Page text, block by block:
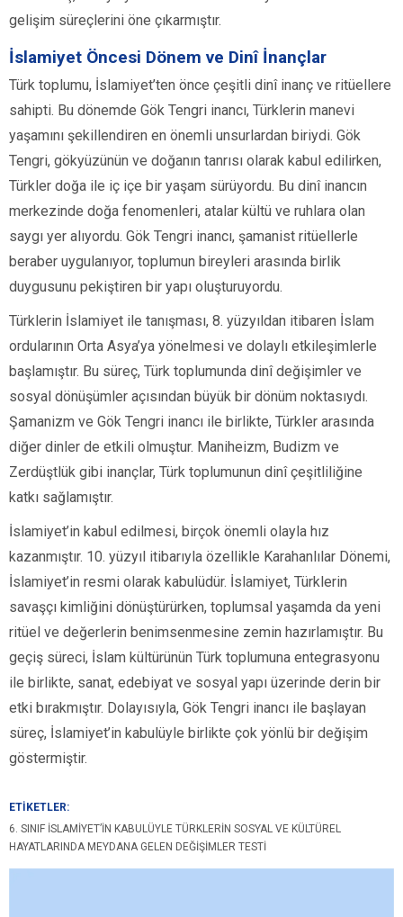
gelişim süreçlerini öne çıkarmıştır.
İslamiyet Öncesi Dönem ve Dinî İnançlar
Türk toplumu, İslamiyet’ten önce çeşitli dinî inanç ve ritüellere
sahipti. Bu dönemde Gök Tengri inancı, Türklerin manevi
yaşamını şekillendiren en önemli unsurlardan biriydi. Gök
Tengri, gökyüzünün ve doğanın tanrısı olarak kabul edilirken,
Türkler doğa ile iç içe bir yaşam sürüyordu. Bu dinî inancın
merkezinde doğa fenomenleri, atalar kültü ve ruhlara olan
saygı yer alıyordu. Gök Tengri inancı, şamanist ritüellerle
beraber uygulanıyor, toplumun bireyleri arasında birlik
duygusunu pekiştiren bir yapı oluşturuyordu.
Türklerin İslamiyet ile tanışması, 8. yüzyıldan itibaren İslam
ordularının Orta Asya’ya yönelmesi ve dolaylı etkileşimlerle
başlamıştır. Bu süreç, Türk toplumunda dinî değişimler ve
sosyal dönüşümler açısından büyük bir dönüm noktasıydı.
Şamanizm ve Gök Tengri inancı ile birlikte, Türkler arasında
diğer dinler de etkili olmuştur. Maniheizm, Budizm ve
Zerdüştlük gibi inançlar, Türk toplumunun dinî çeşitliliğine
katkı sağlamıştır.
İslamiyet’in kabul edilmesi, birçok önemli olayla hız
kazanmıştır. 10. yüzyıl itibarıyla özellikle Karahanlılar Dönemi,
İslamiyet’in resmi olarak kabulüdür. İslamiyet, Türklerin
savaşçı kimliğini dönüştürürken, toplumsal yaşamda da yeni
ritüel ve değerlerin benimsenmesine zemin hazırlamıştır. Bu
geçiş süreci, İslam kültürünün Türk toplumuna entegrasyonu
ile birlikte, sanat, edebiyat ve sosyal yapı üzerinde derin bir
etki bırakmıştır. Dolayısıyla, Gök Tengri inancı ile başlayan
süreç, İslamiyet’in kabulüyle birlikte çok yönlü bir değişim
göstermiştir.
ETİKETLER:
6. SINIF İSLAMIYET’IN KABULÜYLE TÜRKLERIN SOSYAL VE KÜLTÜREL
HAYATLARINDA MEYDANA GELEN DEĞIŞIMLER TESTI